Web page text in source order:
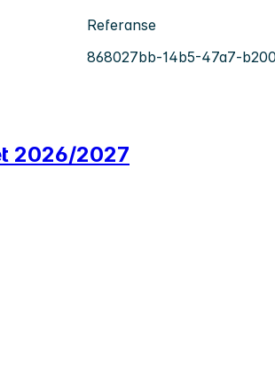
Referanse
868027bb-14b5-47a7-
2026/2027